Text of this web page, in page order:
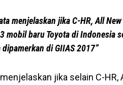
menjelaskan jika C-HR, All
mobil baru Toyota di Indonesia
di GIIAS 2017”
jika selain C-HR,